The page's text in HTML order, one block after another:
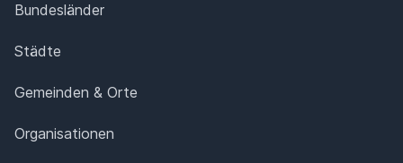
Bundesländer
Städte
Gemeinden & Orte
Organisationen